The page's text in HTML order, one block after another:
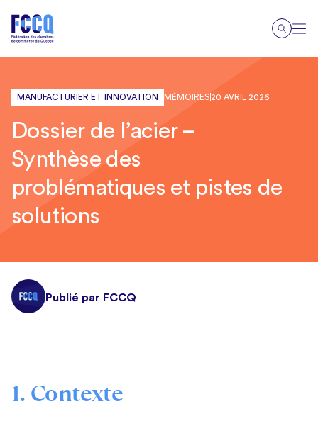
MANUFACTURIER ET INNOVATION MÉMOIRES 20 AVRIL 2026
Dossier de l’acier –
Synthèse des
problématiques et pistes de
solutions
Publié par FCCQ
1. Contexte